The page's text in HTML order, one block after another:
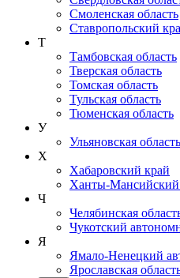
Смоленская область
Ставропольский
Т
Тамбовская область
Тверская область
Томская область
Тульская область
Тюменская область
У
Ульяновская область
Х
Хабаровский край
Ханты-
Ч
Челябинская
Чукотский
Я
Ямало-Ненецкий
Ярославская